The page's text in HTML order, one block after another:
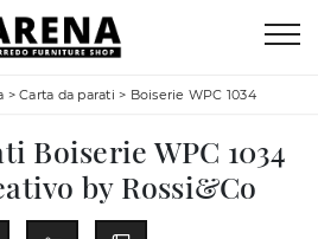
>Carta da parati > Boiserie WPC 1034
Boiserie WPC 1034
by Rossi&Co